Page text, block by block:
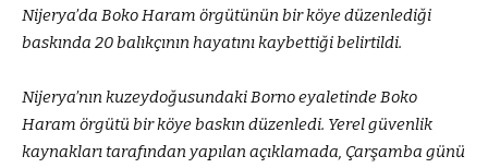
Nijerya’da Boko Haram örgütünün bir köye düzenlediği
baskında 20 balıkçının hayatını kaybettiği belirtildi.
Nijerya’nın kuzeydoğusundaki Borno eyaletinde Boko
Haram örgütü bir köye baskın düzenledi. Yerel güvenlik
kaynakları tarafından yapılan açıklamada, Çarşamba günü